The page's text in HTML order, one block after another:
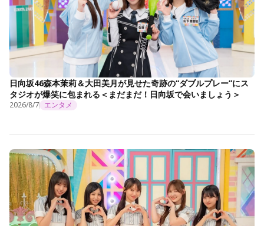
日向坂46森本茉莉＆大田美月が見せた奇跡の“ダブルプレー”にス
タジオが爆笑に包まれる＜まだまだ！日向坂で会いましょう＞
2026/8/7 エンタメ